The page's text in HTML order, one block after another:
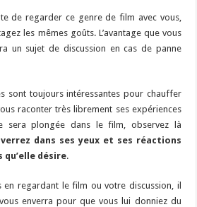
de regarder ce genre de film avec vous,
les mêmes goûts. L’avantage que vous
un sujet de discussion en cas de panne
sont toujours intéressantes pour chauffer
raconter très librement ses expériences
sera plongée dans le film, observez là
dans ses yeux et ses réactions
désire.
en regardant le film ou votre discussion, il
enverra pour que vous lui donniez du